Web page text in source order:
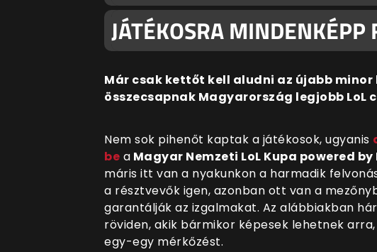
JÁTÉKOSRA MINDENKÉPP
Már csak kettőt kell aludni az újabb
összecsapnak Magyarország legjobb LoL
Nem sok pihenőt kaptak a játékosok, ugyanis
be a Magyar Nemzeti LoL Kupa powered
máris itt van a nyakunkon a harmadik
a résztvevők igen, azonban ott van a
garantálják az izgalmakat. Az alábbiakban
röviden, akik bármikor képesek lehetnek
egy-egy mérkőzést.